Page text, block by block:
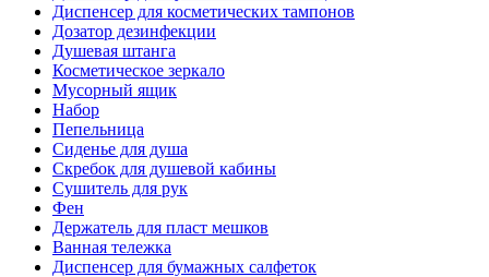
Диспенсер для косметических тампонов
Дозатор дезинфекции
Душевая штанга
Косметическое зеркало
Мусорный ящик
Набор
Пепельница
Сиденье для душа
Скребок для душевой кабины
Сушитель для рук
Фен
Держатель для пласт мешков
Ванная тележка
Диспенсер для бумажных салфеток